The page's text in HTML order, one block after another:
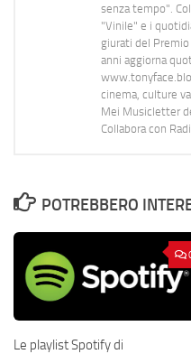
senza tempo".
"Vinile" e i
giurati del Premio
anni aggiorna
cinema, culture
Mei Musicletter
Collabora con
POTREBBERO
Le playlist Spotify di